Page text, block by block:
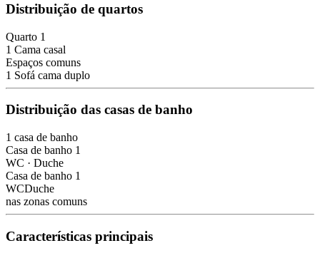
Distribuição de quartos
Quarto 1
1 Cama casal
Espaços comuns
1 Sofá cama duplo
Distribuição das casas de banho
1 casa de banho
Casa de banho 1
WC · Duche
Casa de banho 1
WCDuche
nas zonas comuns
Características principais